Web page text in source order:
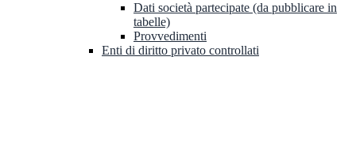
Dati società partecipate (da pubblicare in
tabelle)
Provvedimenti
Enti di diritto privato controllati